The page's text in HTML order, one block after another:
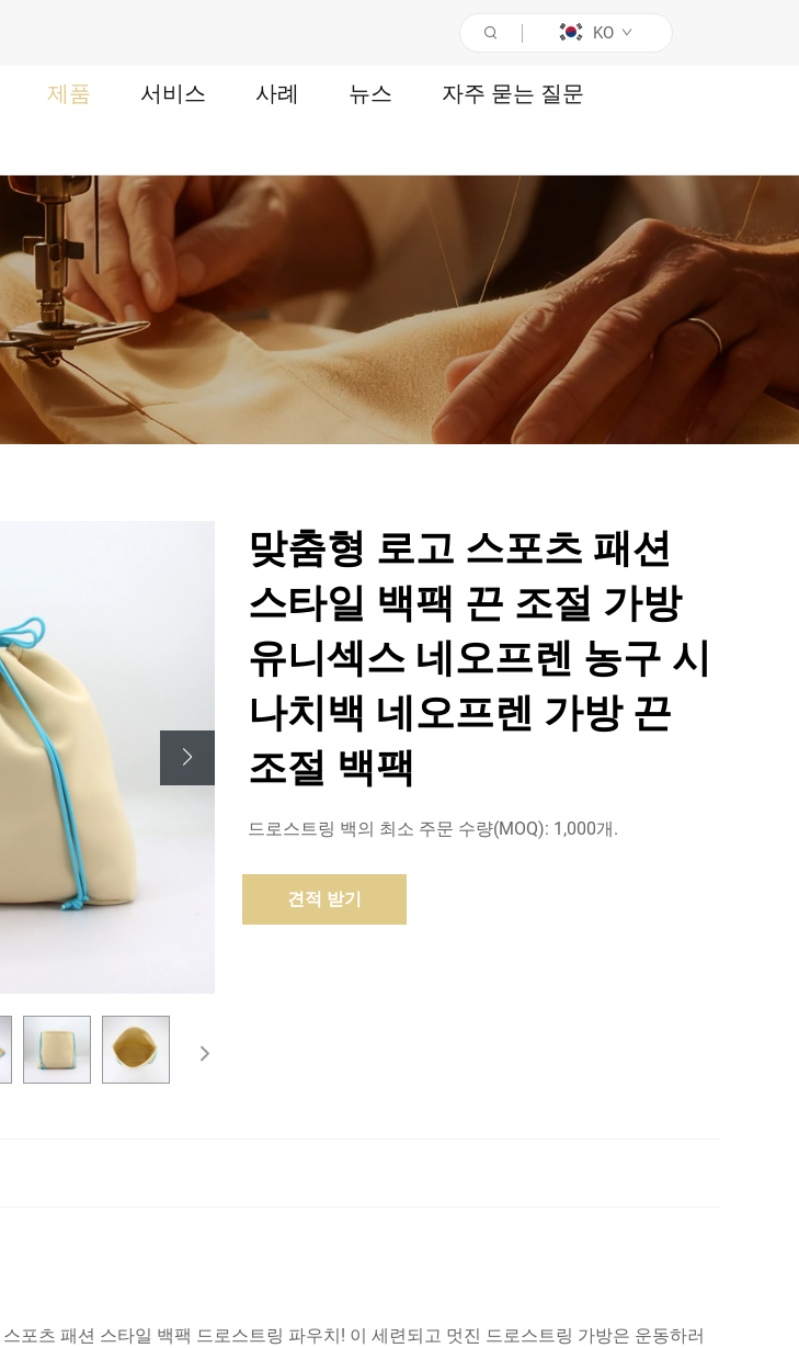
KO
제품 서비스 사례 뉴스 자주 묻는 질문
맞춤형 로고 스포츠 패션
스타일 백팩 끈 조절 가방
유니섹스 네오프렌 농구 시
나치백 네오프렌 가방 끈
조절 백팩
드로스트링 백의 최소 주문 수량(MOQ): 1,000개.
견적 받기
포츠 패션 스타일 백팩 드로스트링 파우치! 이 세련되고 멋진 드로스트링 가방은 운동하러